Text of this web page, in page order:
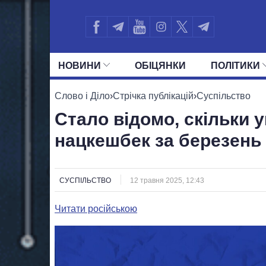
НОВИНИ ОБIЦЯНКИ ПОЛIТИКИ
УСІ ПОЛІТИКИ ПРЕЗИДЕНТ І ОФІС
Слово і Діло›Стрічка публікацій›Суспільство
Стало відомо, скільки
нацкешбек за березень
СУСПІЛЬСТВО 12 травня 2025, 12:43
Читати російською